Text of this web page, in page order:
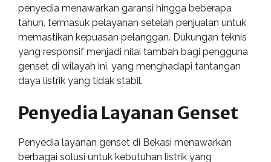
penyedia menawarkan garansi hingga beberapa
tahun, termasuk pelayanan setelah penjualan untuk
memastikan kepuasan pelanggan. Dukungan teknis
yang responsif menjadi nilai tambah bagi pengguna
genset di wilayah ini, yang menghadapi tantangan
daya listrik yang tidak stabil.
Penyedia Layanan Genset
Penyedia layanan genset di Bekasi menawarkan
berbagai solusi untuk kebutuhan listrik yang